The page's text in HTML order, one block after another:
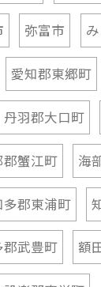
弥富市
愛知郡東郷町
丹羽郡大口町
郡蟹江町 海
多郡東浦町
郡武豊町 額
設楽郡東栄町